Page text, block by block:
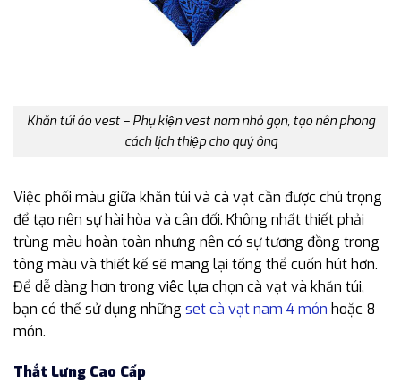
Khăn túi áo vest – Phụ kiện vest nam nhỏ gọn, tạo nên phong
cách lịch thiệp cho quý ông
Việc phối màu giữa khăn túi và cà vạt cần được chú trọng
để tạo nên sự hài hòa và cân đối. Không nhất thiết phải
trùng màu hoàn toàn nhưng nên có sự tương đồng trong
tông màu và thiết kế sẽ mang lại tổng thể cuốn hút hơn.
Để dễ dàng hơn trong việc lựa chọn cà vạt và khăn túi,
bạn có thể sử dụng những set cà vạt nam 4 món hoặc 8
món.
Thắt Lưng Cao Cấp